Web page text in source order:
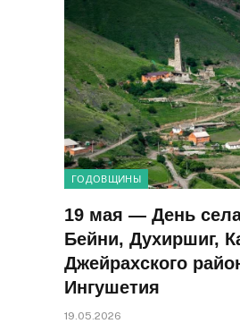
ГОДОВЩИНЫ
19 мая — День
Бейни, Духиршиг,
Джейрахского
Ингушетия
19.05.2026